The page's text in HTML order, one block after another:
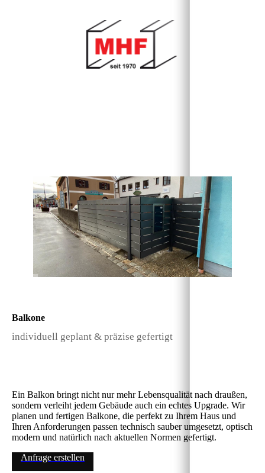
Balkone
individuell geplant & präzise gefertigt
Ein Balkon bringt nicht nur mehr Lebensqualität nach draußen,
sondern verleiht jedem Gebäude auch ein echtes Upgrade. Wir
planen und fertigen Balkone, die perfekt zu Ihrem Haus und
Ihren Anforderungen passen technisch sauber umgesetzt, optisch
modern und natürlich nach aktuellen Normen gefertigt.
Anfrage erstellen